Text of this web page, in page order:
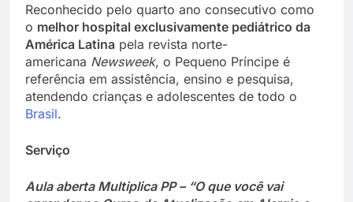
Reconhecido pelo quarto ano consecutivo como
o melhor hospital exclusivamente pediátrico da
América Latina pela revista norte-
americana Newsweek, o Pequeno Príncipe é
referência em assistência, ensino e pesquisa,
atendendo crianças e adolescentes de todo o
Brasil.
Serviço
Aula aberta Multiplica PP – “O que você vai